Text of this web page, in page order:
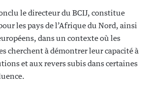
le directeur du BCIJ, constitue
les pays de l’Afrique du Nord, ainsi
dans un contexte où les
cherchent à démontrer leur capacité à
et aux revers subis dans certaines